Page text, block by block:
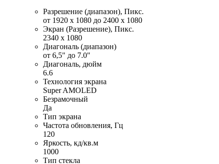
Разрешение (диапазон), Пикс.
от 1920 x 1080 до 2400 x 1080
Экран (Разрешение), Пикс.
2340 x 1080
Диагональ (диапазон)
от 6,5" до 7.0"
Диагональ, дюйм
6.6
Технология экрана
Super AMOLED
Безрамочный
Да
Тип экрана
Частота обновления, Гц
120
Яркость, кд/кв.м
1000
Тип стекла